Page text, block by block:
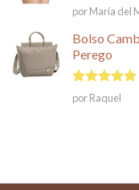
Valorado
en
5
por María del
Bolso
Perego
Valorado en
5
de 5
por Raquel